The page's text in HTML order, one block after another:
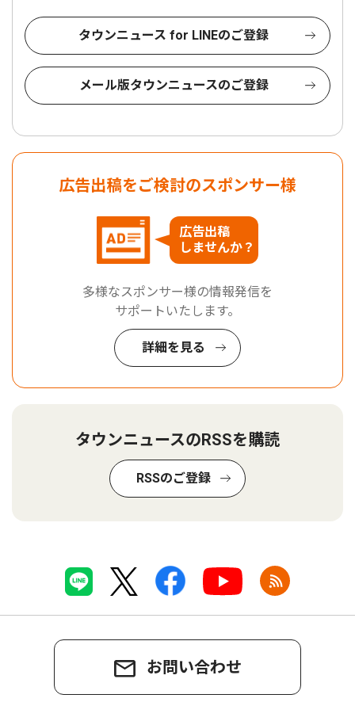
タウンニュース for LINEのご登録
メール版タウンニュースのご登録
広告出稿をご検討のスポンサー様
広告出稿
しませんか？
多様なスポンサー様の情報発信を
サポートいたします。
詳細を見る
タウンニュースのRSSを購読
RSSのご登録
お問い合わせ